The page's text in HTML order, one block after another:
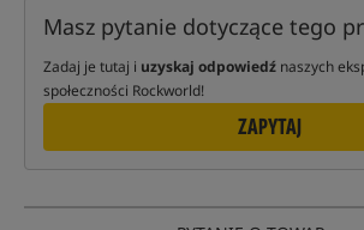
Masz pytanie dotyczące tego
Zadaj je tutaj i uzyskaj odpowiedź naszych
społeczności Rockworld!
ZAPYTAJ